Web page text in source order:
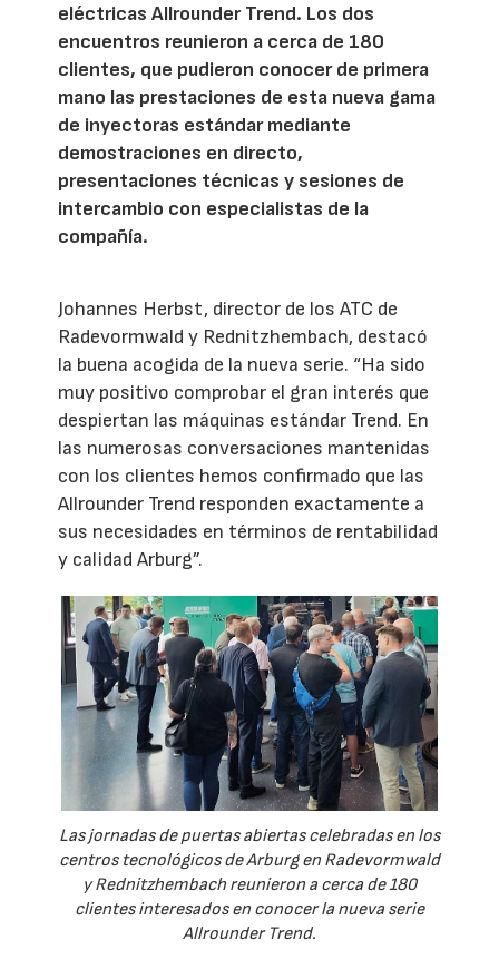
eléctricas Allrounder Trend. Los dos
encuentros reunieron a cerca de 180
clientes, que pudieron conocer de primera
mano las prestaciones de esta nueva gama
de inyectoras estándar mediante
demostraciones en directo,
presentaciones técnicas y sesiones de
intercambio con especialistas de la
compañía.
Johannes Herbst, director de los ATC de
Radevormwald y Rednitzhembach, destacó
la buena acogida de la nueva serie. “Ha sido
muy positivo comprobar el gran interés que
despiertan las máquinas estándar Trend. En
las numerosas conversaciones mantenidas
con los clientes hemos confirmado que las
Allrounder Trend responden exactamente a
sus necesidades en términos de rentabilidad
y calidad Arburg”.
Las jornadas de puertas abiertas celebradas en los
centros tecnológicos de Arburg en Radevormwald
y Rednitzhembach reunieron a cerca de 180
clientes interesados en conocer la nueva serie
Allrounder Trend.